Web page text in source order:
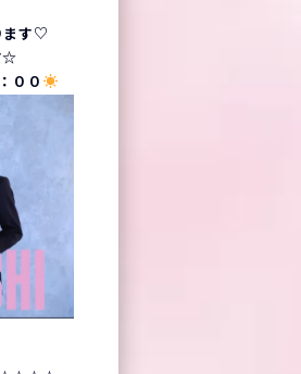
ます♡
☆
００